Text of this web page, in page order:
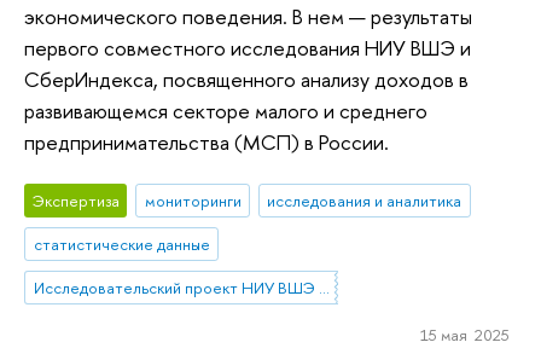
экономического поведения. В нем — результаты
первого совместного исследования НИУ ВШЭ и
СберИндекса, посвященного анализу доходов в
развивающемся секторе малого и среднего
предпринимательства (МСП) в России.
Экспертиза мониторинги
исследования и аналитика
статистические данные
Исследовательский проект НИУ ВШЭ «Экономическое поведение домашних хозяйств»
15 мая 2025